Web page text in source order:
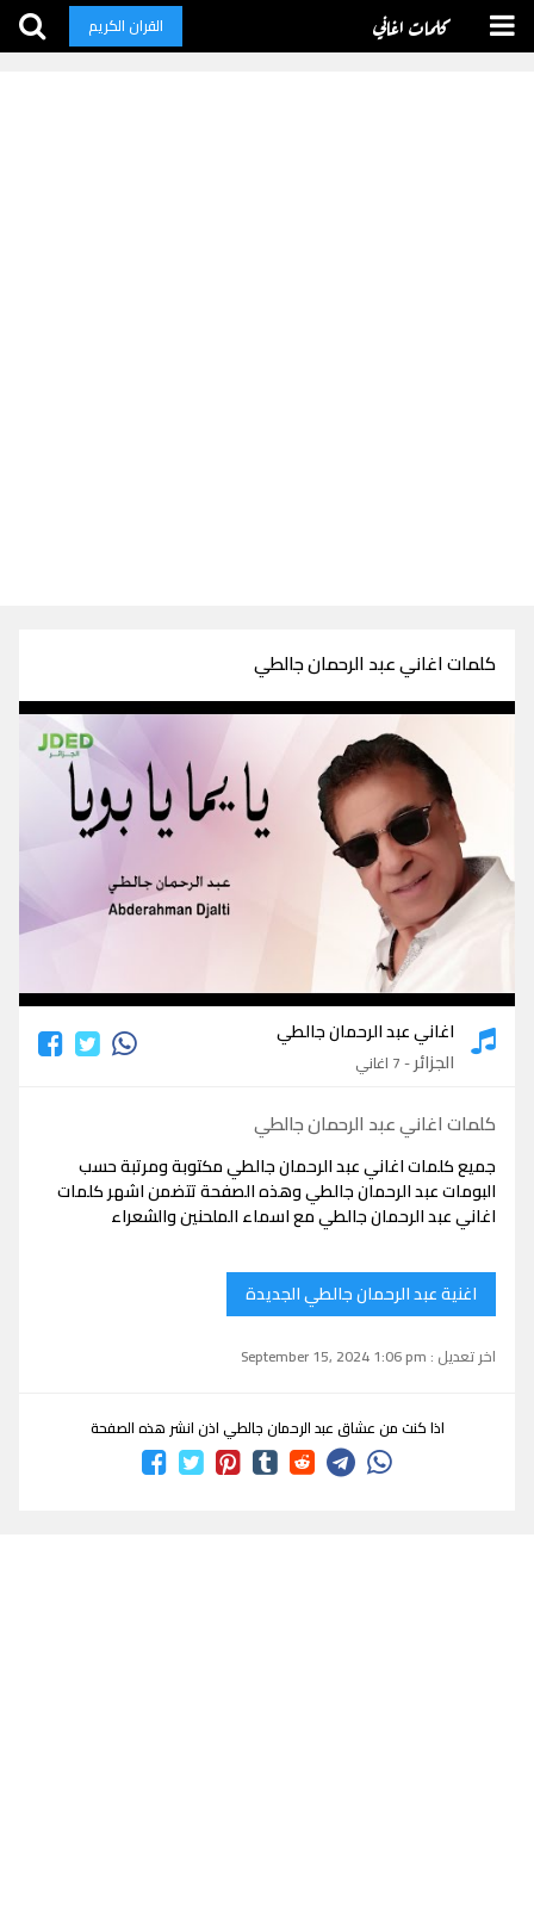
كلمات اغاني القران الكريم
كلمات اغاني عبد الرحمان جالطي
كلمات اغاني عبد الرحمان جالطي
اغاني عبد الرحمان جالطي
الجزائر- 7 اغاني
كلمات اغاني عبد الرحمان جالطي
جميع كلمات اغاني عبد الرحمان جالطي مكتوبة ومرتبة حسب
البومات عبد الرحمان جالطي وهذه الصفحة تتضمن اشهر كلمات
اغاني عبد الرحمان جالطي مع اسماء الملحنين والشعراء
اغنية عبد الرحمان جالطي الجديدة
اخر تعديل : September 15, 2024 1:06 pm
اذا كنت من عشاق عبد الرحمان جالطي اذن انشر هذه الصفحة